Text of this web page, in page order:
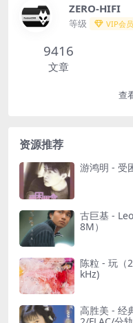
ZERO-HIFI
等级 VIP会
9416
文章
查
资源推荐
游鸿明 - 受
古巨基 -
8M）
陈粒 - 玩（
kHz)
高胜美 - 经